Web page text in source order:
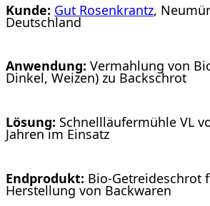
Kunde: Gut Rosenkrantz,
Deutschland
Anwendung: Vermahlung von
Dinkel, Weizen) zu Backschrot
Lösung: Schnellläufermühle VL
Jahren im Einsatz
Endprodukt: Bio-Getreideschrot
Herstellung von Backwaren